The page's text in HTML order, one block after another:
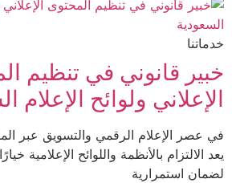
قانوني في تنظيم
ولوائح الإعلام
الإعلام الرقمي والتسويق عبر المنصات
الالتزام بالأنظمة واللوائح الإعلامية
استمرارية